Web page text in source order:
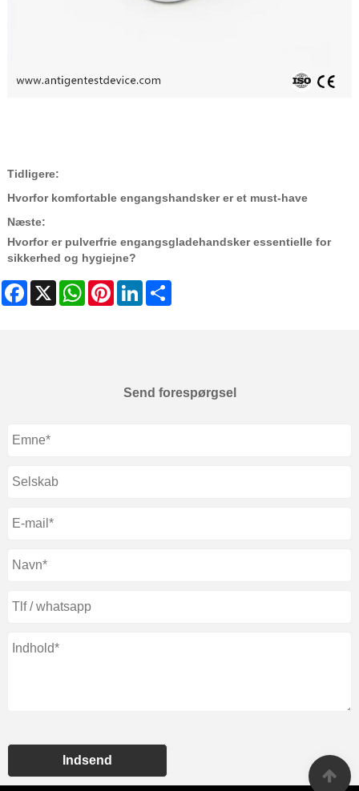
Tidligere:
Hvorfor komfortable engangshandsker er et must-have
Næste:
Hvorfor er pulverfrie engangsgladehandsker essentielle for
sikkerhed og hygiejne?
Facebook
X WhatsAppPinterestLinkedIn
Send forespørgsel
Indsend